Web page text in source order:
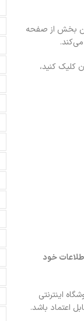
بخش از صفحه
کلیک کنید،
خود
اینترنتی
اعتماد باشد.